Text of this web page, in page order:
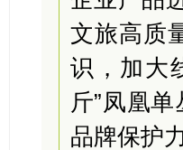
文旅高质
识，加大
斤”凤凰
品牌保护